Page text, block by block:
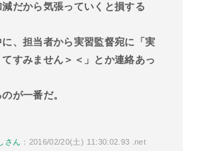
だから気張っていくと損する
、担当者から実習監督宛に「実
すみません＞＜」とか連絡あっ
が一番だ。
さん ：2016/02/20(土) 11:30:02.93 .net